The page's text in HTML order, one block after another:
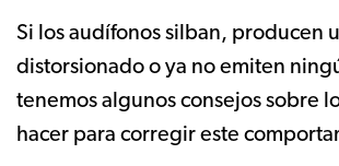
Si los audífonos silban, producen
distorsionado o ya no emiten
tenemos algunos consejos sobre
hacer para corregir este